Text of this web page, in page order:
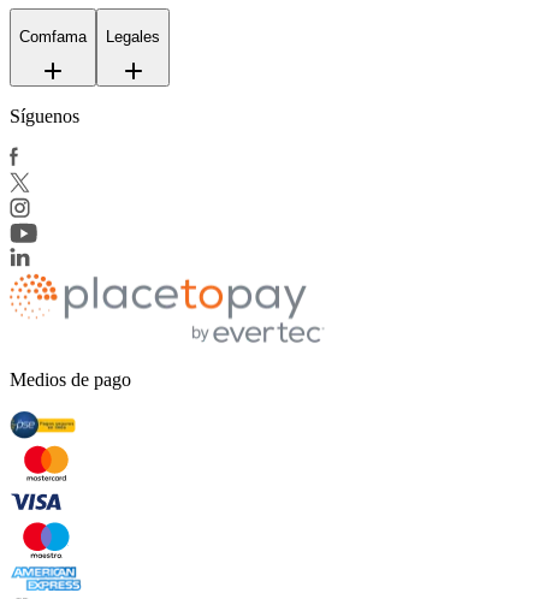
Comfama Legales
Síguenos
Medios de pago